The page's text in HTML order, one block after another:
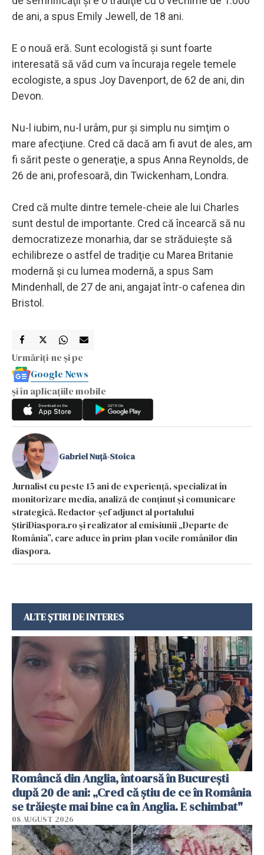
de ani, a spus Emily Jewell, de 18 ani.
E o nouă eră. Sunt ecologistă şi sunt foarte
interesată să văd cum va încuraja regele temele
ecologiste, a spus Joy Davenport, de 62 de ani, din
Devon.
Nu-l iubim, nu-l urâm, pur şi simplu nu simţim o
mare afecţiune. Cred că dacă am fi avut de ales, am
fi sărit peste o generaţie, a spus Anna Reynolds, de
26 de ani, profesoară, din Twickenham, Londra.
Cred că multe dintre temele-cheie ale lui Charles
sunt destul de importante. Cred că încearcă să nu
democratizeze monarhia, dar se străduieşte să
echilibreze o astfel de tradiţie cu Marea Britanie
modernă şi cu lumea modernă, a spus Sam
Mindenhall, de 27 de ani, angajat într-o cafenea din
Bristol.
Urmăriți-ne și pe
Google News
și în aplicațiile mobile
Gabriel Nuță-Stoica
Jurnalist cu peste 15 ani de experiență, specializat în
monitorizare media, analiză de conținut și comunicare
strategică. Redactor-șef adjunct al portalului
ȘtiriDiaspora.ro și realizator al emisiunii „Departe de
România”, care aduce în prim-plan vocile românilor din
diaspora.
ALTE ȘTIRI DE INTERES
Româncă din Anglia, întoarsă în București
după 20 de ani: „Cred că știu de ce în România
se trăiește mai bine ca în Anglia. E schimbat"
08 AUGUST 2026